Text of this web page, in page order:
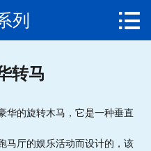
列 
转马
华的旋转木马，它是一种垂直
马厅的娱乐活动而设计的，该